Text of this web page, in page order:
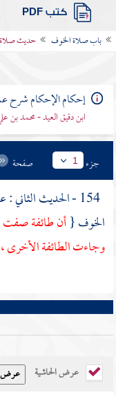
كتب PDF
باب صلاة الخوف حديث صلاة
إحكام الإحكام شرح
ابن دقيق العيد - محمد
جزء 1 صفحة
الخوف {أن طائفة صفت
وجاءت الطائفة الأخرى
عرض الحاشية